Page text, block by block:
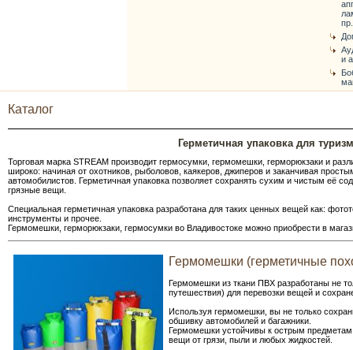
и
Каталог
Герметичная упаковка для
Торговая марка STREAM производит гермосумки, гермомешки, герморюкзаки и
широко: начиная от охотников, рыболовов, каякеров, джиперов и заканчивая
автомобилистов. Герметичная упаковка позволяет сохранять сухим и чистым её
грязные вещи.
Специальная герметичная упаковка разработана для таких ценных вещей как:
инструменты и прочее.
Гермомешки, герморюкзаки, гермосумки во Владивостоке можно приобрести в
Гермомешки (герметичные
Гермомешки из ткани ПВХ разработаны не
путешествия) для перевозки вещей и
Используя гермомешки, вы не только
обшивку автомобилей и багажники.
Гермомешки устойчивы к острым
вещи от грязи, пыли и любых жидкостей.